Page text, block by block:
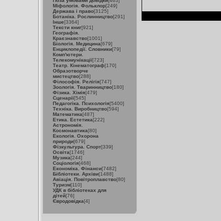
Міфологія. Фольклор[249]
Держава і право[3125]
Ботаніка. Рослинництво[291]
Інше[3364]
Тексти книг[921]
Географія.
Краєзнавство[1001]
Біологія. Медицина[679]
Енциклопедії. Словники[79]
Комп'ютери.
Телекомунікації[723]
Театр. Кінематограф[170]
Образотворче
мистецтво[288]
Філософія. Релігія[747]
Зоологія. Тваринництво[180]
Фізика. Хімія[479]
Сценарії[545]
Педагогіка. Психологія[5400]
Техніка. Виробництво[594]
Математика[487]
Етика. Естетика[222]
Астрономія.
Космонавтика[80]
Екологія. Охорона
природи[679]
Фізкультура. Спорт[339]
Освіта[1746]
Музика[244]
Соціологія[468]
Економіка. Фінанси[7482]
Бібліотеки. Архіви[1488]
Авіація. Повітроплавство[80]
Туризм[110]
УДК в бібліотеках для
дітей[76]
Євродовідка[4]